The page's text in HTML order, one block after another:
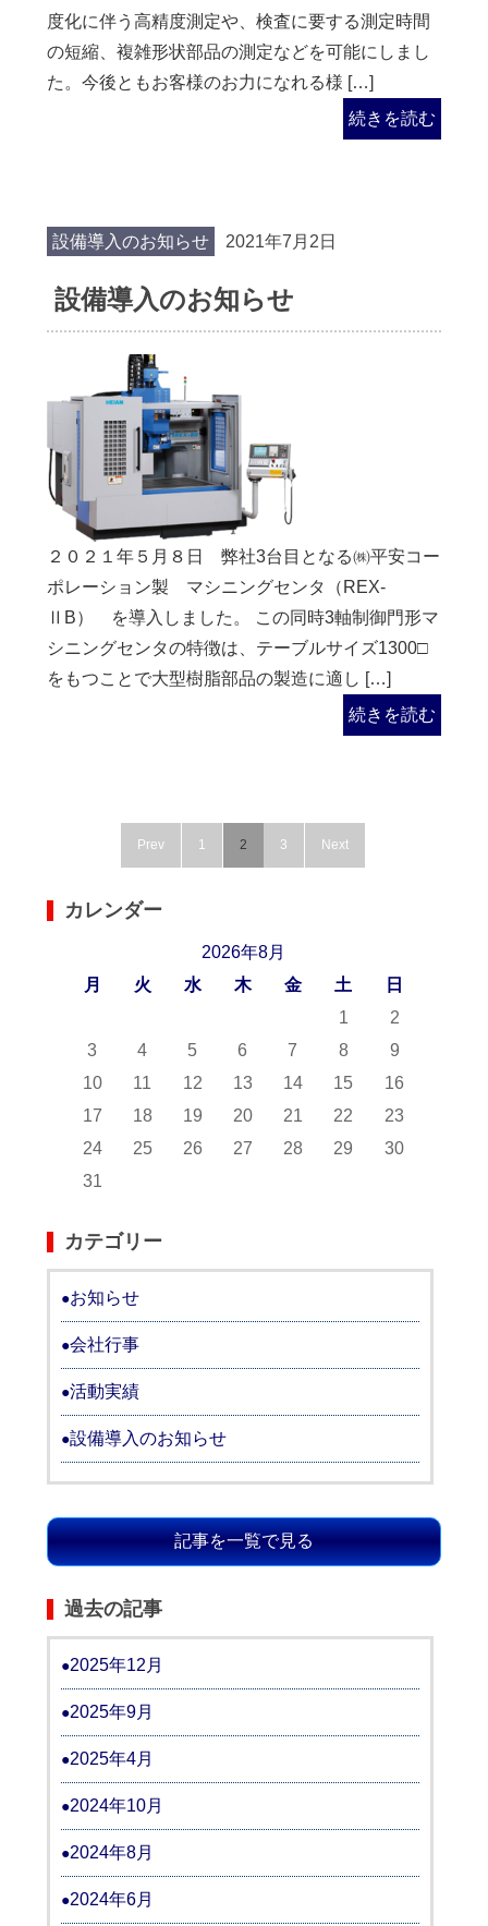
度化に伴う高精度測定や、検査に要する測定時間
の短縮、複雑形状部品の測定などを可能にしまし
た。今後ともお客様のお力になれる様 […]
続きを読む
設備導入のお知らせ 2021年7月2日
設備導入のお知らせ
２０２１年５月８日 弊社3台目となる㈱平安コー
ポレーション製 マシニングセンタ（REX-
ⅡB） を導入しました。 この同時3軸制御門形マ
シニングセンタの特徴は、テーブルサイズ1300□
をもつことで大型樹脂部品の製造に適し […]
続きを読む
Prev 1 2 3 Next
カレンダー
2026年8月
月
火 水 木 金 土
日
1
2
3
4 5 6 7 8
9
10
11 12 13 14 15
16
17
18 19 20 21 22
23
24
25 26 27 28 29
30
31
カテゴリー
お知らせ
会社行事
活動実績
設備導入のお知らせ
記事を一覧で見る
過去の記事
2025年12月
2025年9月
2025年4月
2024年10月
2024年8月
2024年6月